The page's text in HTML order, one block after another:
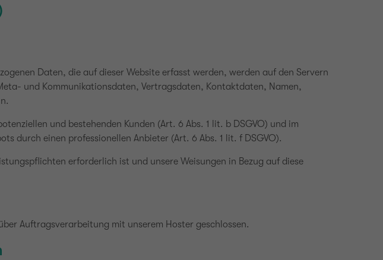
Daten, die auf dieser Website erfasst werden, werden auf den Servern
und Kommunikationsdaten, Vertragsdaten, Kontaktdaten, Namen,
und bestehenden Kunden (Art. 6 Abs. 1 lit. b DSGVO) und im
durch einen professionellen Anbieter (Art. 6 Abs. 1 lit. f DSGVO).
erforderlich ist und unsere Weisungen in Bezug auf diese
Auftragsverarbeitung mit unserem Hoster geschlossen.